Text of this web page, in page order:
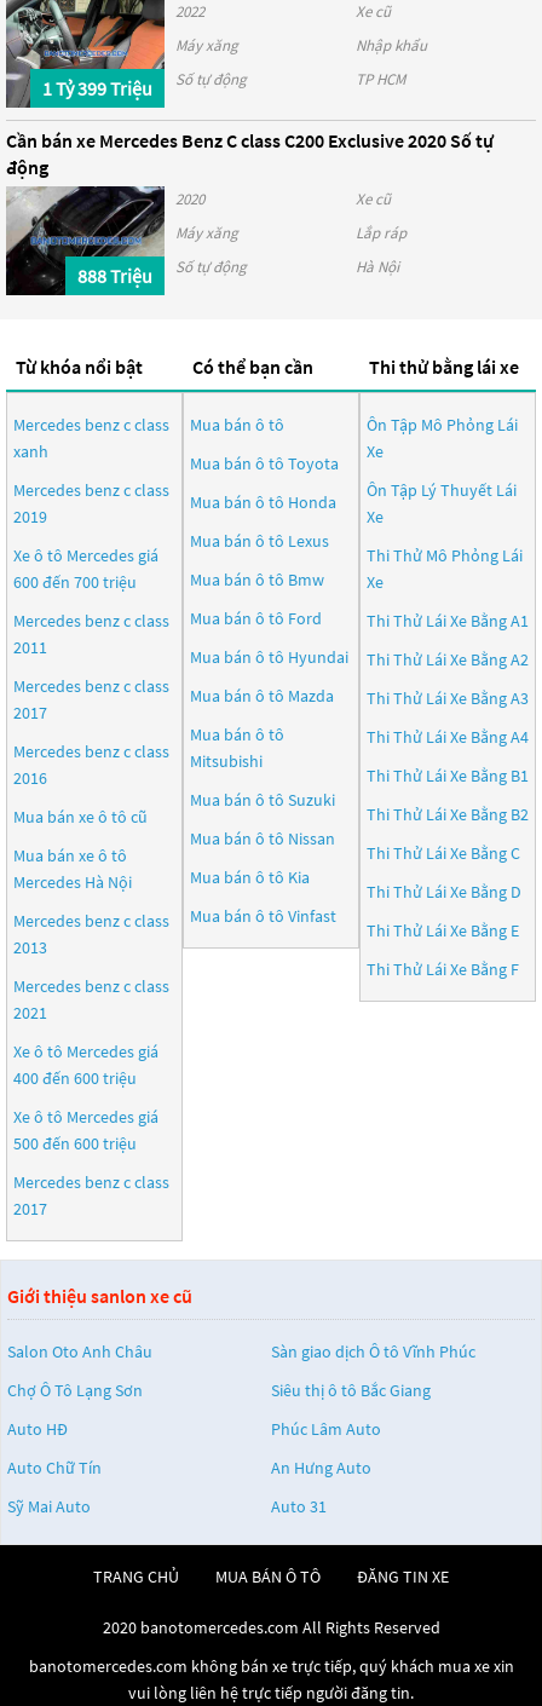
1 Tỷ 399 Triệu
2022
Xe cũ
Máy xăng
Nhập khẩu
Số tự động
TP HCM
Cần bán xe Mercedes Benz C class C200 Exclusive 2020 Số tự
động
888 Triệu
2020
Xe cũ
Máy xăng
Lắp ráp
Số tự động
Hà Nội
Từ khóa nổi bật
Mercedes benz c class
xanh
Mercedes benz c class
2019
Xe ô tô Mercedes giá
600 đến 700 triệu
Mercedes benz c class
2011
Mercedes benz c class
2017
Mercedes benz c class
2016
Mua bán xe ô tô cũ
Mua bán xe ô tô
Mercedes Hà Nội
Mercedes benz c class
2013
Mercedes benz c class
2021
Xe ô tô Mercedes giá
400 đến 600 triệu
Xe ô tô Mercedes giá
500 đến 600 triệu
Mercedes benz c class
2017
Có thể bạn cần
Mua bán ô tô
Mua bán ô tô Toyota
Mua bán ô tô Honda
Mua bán ô tô Lexus
Mua bán ô tô Bmw
Mua bán ô tô Ford
Mua bán ô tô Hyundai
Mua bán ô tô Mazda
Mua bán ô tô
Mitsubishi
Mua bán ô tô Suzuki
Mua bán ô tô Nissan
Mua bán ô tô Kia
Mua bán ô tô Vinfast
Thi thử bằng lái xe
Ôn Tập Mô Phỏng Lái
Xe
Ôn Tập Lý Thuyết Lái
Xe
Thi Thử Mô Phỏng Lái
Xe
Thi Thử Lái Xe Bằng A1
Thi Thử Lái Xe Bằng A2
Thi Thử Lái Xe Bằng A3
Thi Thử Lái Xe Bằng A4
Thi Thử Lái Xe Bằng B1
Thi Thử Lái Xe Bằng B2
Thi Thử Lái Xe Bằng C
Thi Thử Lái Xe Bằng D
Thi Thử Lái Xe Bằng E
Thi Thử Lái Xe Bằng F
Giới thiệu sanlon xe cũ
Salon Oto Anh Châu
Sàn giao dịch Ô tô Vĩnh Phúc
Chợ Ô Tô Lạng Sơn
Siêu thị ô tô Bắc Giang
Auto HĐ
Phúc Lâm Auto
Auto Chữ Tín
An Hưng Auto
Sỹ Mai Auto
Auto 31
TRANG CHỦ MUA BÁN Ô TÔ ĐĂNG TIN XE
2020 banotomercedes.com All Rights Reserved
banotomercedes.com không bán xe trực tiếp, quý khách mua xe xin
vui lòng liên hệ trực tiếp người đăng tin.